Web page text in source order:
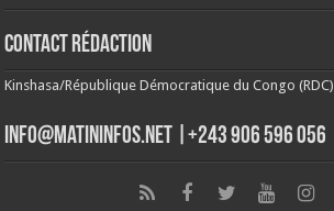
Contact Rédaction
Kinshasa/République Démocratique du Congo (RDC)
info@matininfos.net |+243 906 596 056